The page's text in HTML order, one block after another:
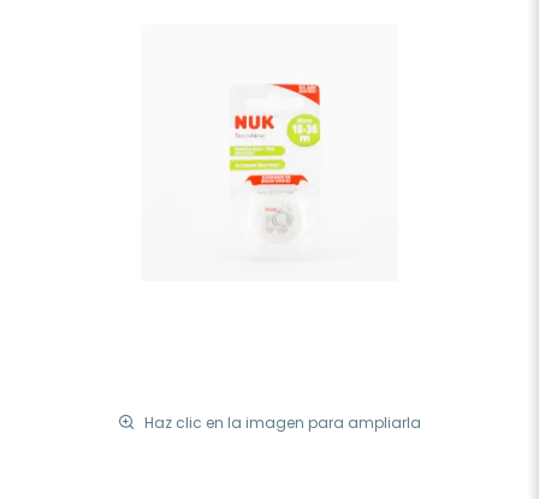
Haz clic en la imagen para ampliarla